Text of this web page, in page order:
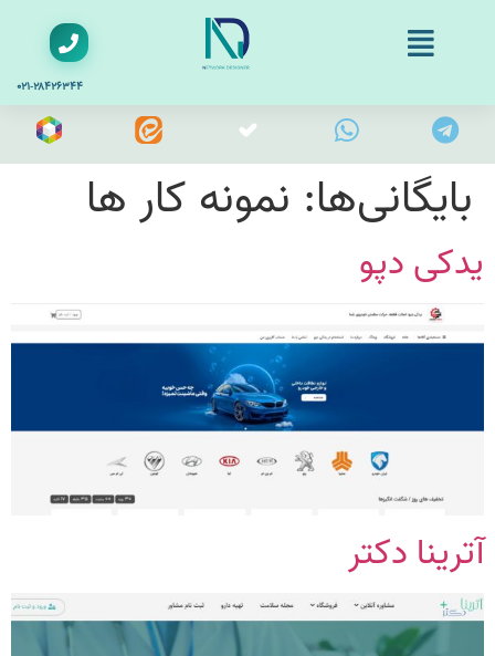
۰۲۱-۲۸۴۲۶۳۴۴
بایگانی‌ها: نمونه کار ها
یدکی دپو
آترینا دکتر